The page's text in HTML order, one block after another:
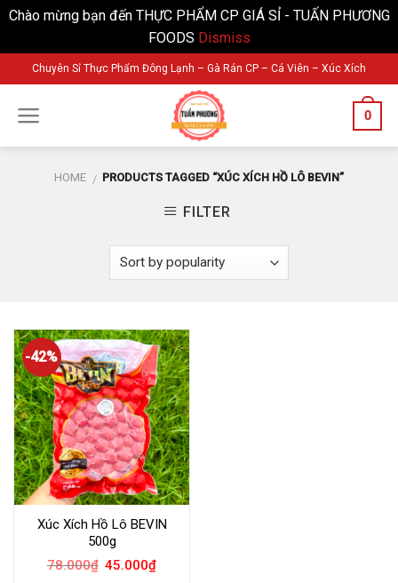
Chào mừng bạn đến THỰC PHẨM CP GIÁ SỈ - TUẤN PHƯƠNG
FOODS Dismiss
to
content
Chuyên Sỉ Thực Phẩm Đông Lạnh – Gà Rán CP – Cá Viên – Xúc Xích
0
HOME / PRODUCTS TAGGED “XÚC XÍCH HỒ LÔ BEVIN”
FILTER
-42%
Xúc Xích Hồ Lô BEVIN
500g
78.000₫ 45.000₫